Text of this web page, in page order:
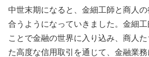
中世末期になると、金細工師と商人
合うようになっていきました。金細
ことで金融の世界に入り込み、商人
た高度な信用取引を通じて、金融業